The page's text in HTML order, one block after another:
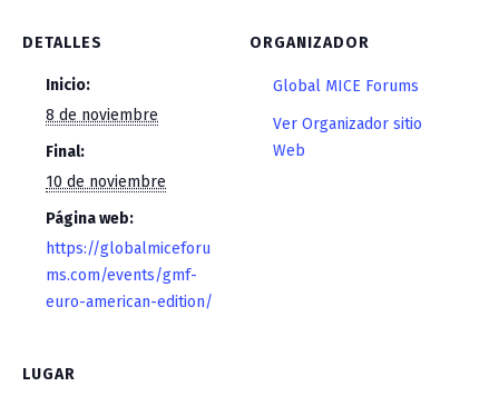
DETALLES
Inicio:
8 de noviembre
Final:
10 de noviembre
Página web:
https://globalmiceforu
ms.com/events/gmf-
euro-american-edition/
LUGAR
ORGANIZADOR
Global MICE Forums
Ver Organizador sitio
Web